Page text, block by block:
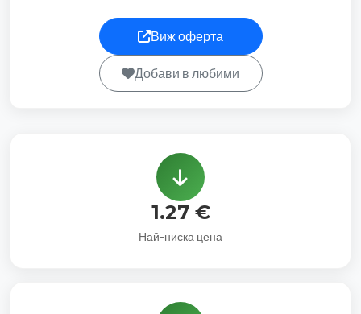
Виж оферта
Добави в любими
1.27 €
Най-ниска цена